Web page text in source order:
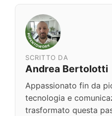
SCRITTO DA
Andrea Bertolotti
Appassionato fin da
tecnologia e
trasformato questa